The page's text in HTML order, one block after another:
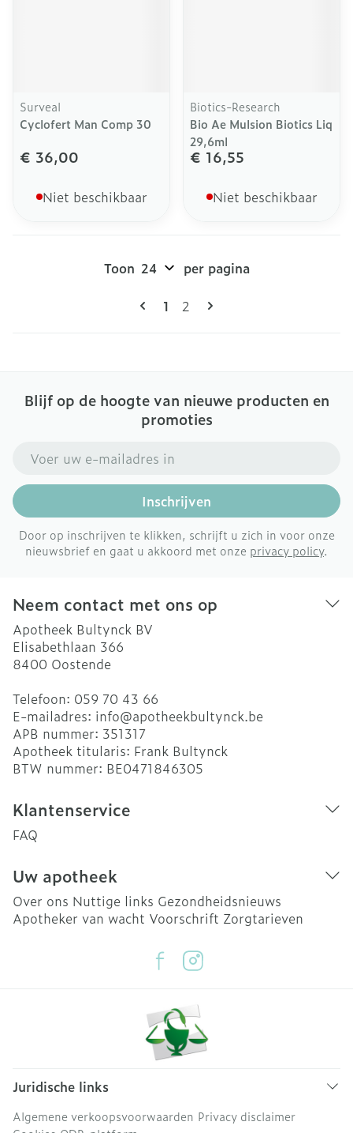
Surveal
Cyclofert Man Comp 30
€ 36,00
Niet beschikbaar
Biotics-Research
Bio Ae Mulsion Biotics Liq
29,6ml
€ 16,55
Niet beschikbaar
Pagina's
U lees momenteel pagina
1 Pagina
2
Toon per pagina
Blijf op de hoogte van nieuwe producten en
promoties
Inschrijven
Door op inschrijven te klikken, schrijft u zich in voor onze
nieuwsbrief en gaat u akkoord met onze privacy policy.
Neem contact met ons op
Apotheek Bultynck BV
Elisabethlaan 366
8400 Oostende
Telefoon: 059 70 43 66
E-mailadres: info@apotheekbultynck.be
APB nummer: 351317
Apotheek titularis: Frank Bultynck
BTW nummer: BE0471846305
Klantenservice
FAQ
Uw apotheek
Over ons Nuttige links Gezondheidsnieuws
Apotheker van wacht Voorschrift Zorgtarieven
Juridische links
Algemene verkoopsvoorwaarden Privacy disclaimer